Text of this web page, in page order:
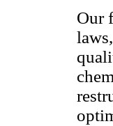
Our